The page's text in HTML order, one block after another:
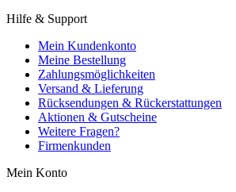
Hilfe & Support
Mein Kundenkonto
Meine Bestellung
Zahlungsmöglichkeiten
Versand & Lieferung
Rücksendungen & Rückerstattungen
Aktionen & Gutscheine
Weitere Fragen?
Firmenkunden
Mein Konto